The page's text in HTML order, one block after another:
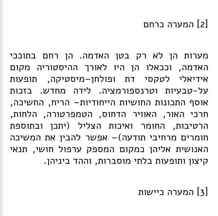
[2] המערה כרחם
מערות הן לא רק בטן האדמה. הן רחם בתוככי
האדמה, וככאלו הן היו לאורך ההיסטוריה מקום
אידיאלי לטקסי דת ופולחן–מיסטיקה, תופעות
על-טבעיות וטרנספורמציה. לידה מחדש. בזכות
אוסף התכונות החושיות הייחודיות– הריח, החשיכה,
חרכי האור, האוויר הדחוס, הטמפרטורה, הלחות,
הרטיבות, החומר ואיכות הצליל (יתכן ובתוספת
חומרים מרחיבי תודעה)– אפשר להבין את המשיכה
האנושית אליהן כמקום המספק ערפול חושי, תנאי
קיצון ותופעות בלתי מוסברות, וההד ביניהן.
[3] המערה כיישות